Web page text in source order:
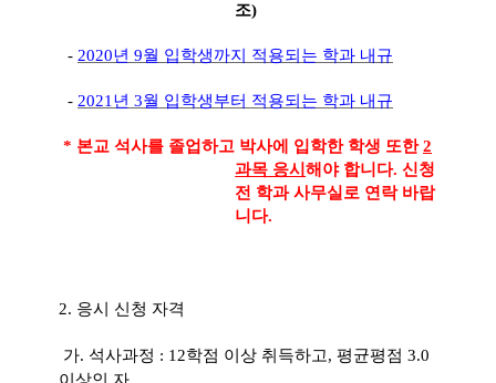
조)
- 2020년 9월 입학생까지 적용되는 학과 내규
- 2021년 3월 입학생부터 적용되는 학과 내규
* 본교 석사를 졸업하고 박사에 입학한 학생 또한2
과목 응시해야 합니다. 신청
전 학과 사무실로 연락 바랍
니다.
2. 응시 신청 자격
가. 석사과정 : 12학점 이상 취득하고, 평균평점 3.0